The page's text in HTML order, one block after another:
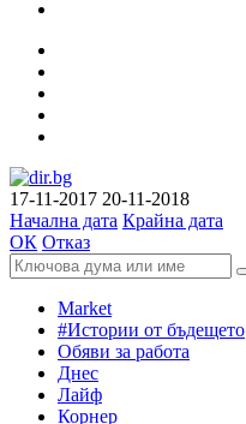
17-11-2017 20-11-2018
Начална дата Крайна дата
ОК Отказ
Market
#Истории от бъдещето
Обяви за работа
Днес
Лайф
Корнер